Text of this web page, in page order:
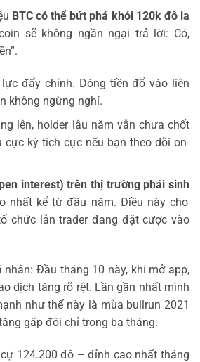
BTC có thể bứt phá khỏi 120k đô la
sẽ không ngần ngại trả lời: Có,
đẩy chính. Dòng tiền đổ vào liên
không ngừng nghỉ.
lên, holder lâu năm vẫn chưa chốt
cực kỳ tích cực nếu bạn theo dõi on-
interest) trên thị trường phái sinh
nhất kể từ đầu năm. Điều này cho
chức lẫn trader đang đặt cược vào
nhân: Đầu tháng 10 này, khi mở app,
dịch tăng rõ rệt. Lần gần nhất mình
như thế này là mùa bullrun 2021
gấp đôi chỉ trong ba tháng.
124.200 đô – đỉnh cao nhất tháng